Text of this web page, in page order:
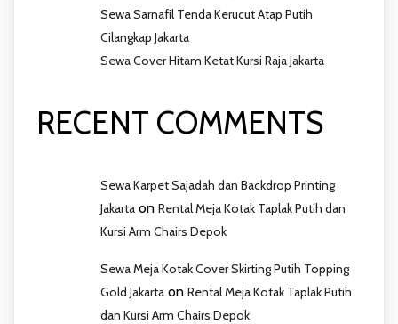
Sewa Sarnafil Tenda Kerucut Atap Putih
Cilangkap Jakarta
Sewa Cover Hitam Ketat Kursi Raja Jakarta
RECENT COMMENTS
Sewa Karpet Sajadah dan Backdrop Printing
Jakarta on Rental Meja Kotak Taplak Putih dan
Kursi Arm Chairs Depok
Sewa Meja Kotak Cover Skirting Putih Topping
Gold Jakarta on Rental Meja Kotak Taplak Putih
dan Kursi Arm Chairs Depok